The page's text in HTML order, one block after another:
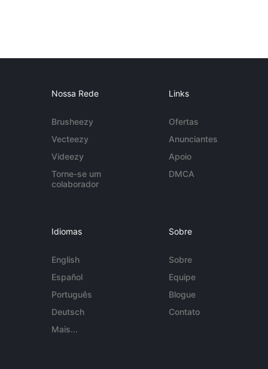
Nossa Rede
Brusheezy
Vecteezy
Videezy
Torne-se um
colaborador
Links
Ofertas
Anunciantes
Apoio
DMCA
Idiomas
English
Español
Português
Deutsch
Mais...
Sobre
Sobre
Equipe
Blogue
Contato